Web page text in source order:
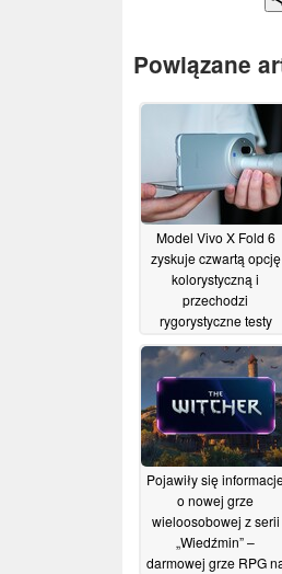
Powiązane
Model Vivo X Fold 6
zyskuje czwartą opcję
kolorystyczną i
przechodzi
rygorystyczne testy
18/06/2026
Pojawiły się
o nowej grze
wieloosobowej z serii
„Wiedźmin” –
darmowej grze RPG